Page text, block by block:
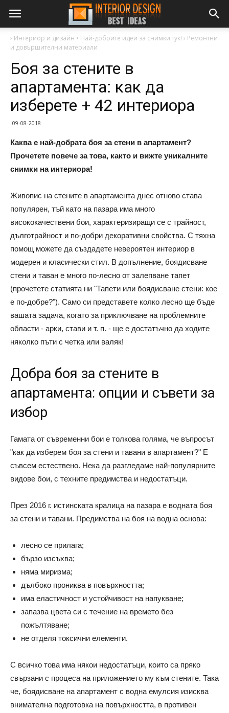
› Интериор и дизайн • Най-добрите идеи за снимки тук! › Ремонтни
и довършителни материали
Боя за стените в
апартамента: как да
изберете + 42 интериора
09-08-2018
Каква е най-добрата боя за стени в апартамент?
Прочетете повече за това, както и вижте уникалните
снимки на интериора!
Живопис на стените в апартамента днес отново става
популярен, тъй като на пазара има много
висококачествени бои, характеризиращи се с трайност,
дълготрайност и по-добри декоративни свойства. С тяхна
помощ можете да създадете невероятен интериор в
модерен и класически стил. В допълнение, боядисване
стени и таван е много по-лесно от залепване тапет
(прочетете статията ни "Тапети или боядисване стени: кое
е по-добре?"). Само си представете колко лесно ще бъде
вашата задача, когато за приключване на проблемните
области - арки, стави и т. п. - ще е достатъчно да ходите
няколко пъти с четка или валяк!
Добра боя за стените в
апартамента: опции и съвети за
избор
Гамата от съвременни бои е толкова голяма, че въпросът
"как да изберем боя за стени и тавани в апартамент?" Е
съвсем естествено. Нека да разгледаме най-популярните
видове бои, с техните предимства и недостатъци.
През 2016 г. истинската кралица на пазара е водната боя
за стени и тавани. Предимства на боя на водна основа:
лесно се прилага;
бързо изсъхва;
няма миризма;
дълбоко прониква в повърхността;
има еластичност и устойчивост на напукване;
запазва цвета си с течение на времето без
пожълтяване;
не отделя токсични елементи.
С всичко това има някои недостатъци, които са пряко
свързани с процеса на приложението му към стените. Така
че, боядисване на апартамент с водна емулсия изисква
внимателна подготовка на повърхността, в противен